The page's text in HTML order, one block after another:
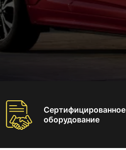
Сертифицированное
оборудование